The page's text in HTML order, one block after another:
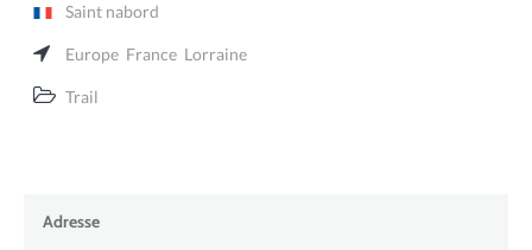
Saint nabord
Europe France Lorraine
Trail
Adresse